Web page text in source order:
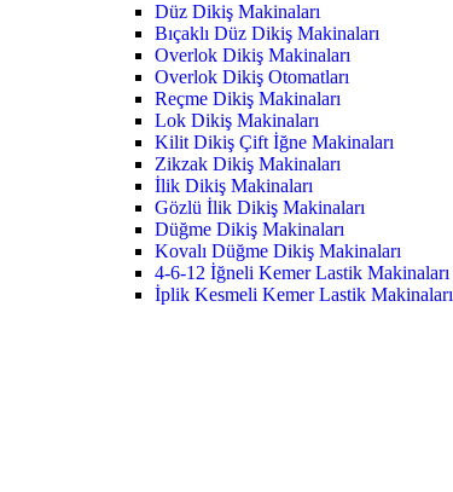
Düz Dikiş Makinaları
Bıçaklı Düz Dikiş Makinaları
Overlok Dikiş Makinaları
Overlok Dikiş Otomatları
Reçme Dikiş Makinaları
Lok Dikiş Makinaları
Kilit Dikiş Çift İğne Makinaları
Zikzak Dikiş Makinaları
İlik Dikiş Makinaları
Gözlü İlik Dikiş Makinaları
Düğme Dikiş Makinaları
Kovalı Düğme Dikiş Makinaları
4-6-12 İğneli Kemer Lastik Makinaları
İplik Kesmeli Kemer Lastik Makinaları